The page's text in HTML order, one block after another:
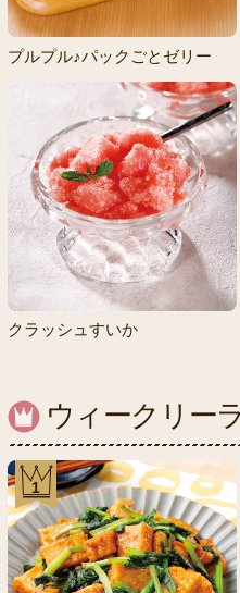
プルプル♪パックごとゼリー
クラッシュすいか
ウィークリー
1